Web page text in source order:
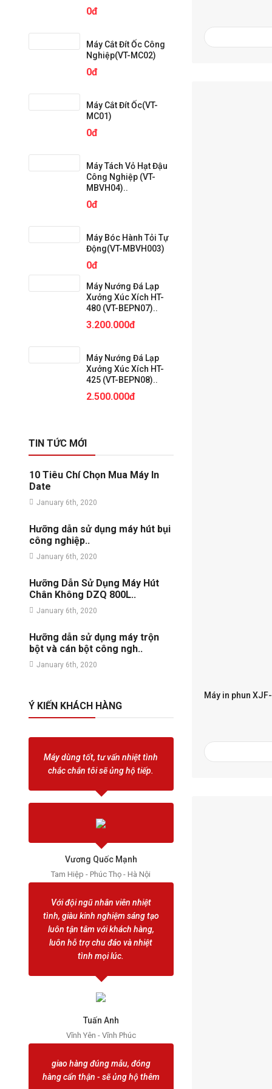
0đ
Máy Cắt Đít Ốc Công
Nghiệp(VT-MC02)
0đ
Máy Cắt Đít Ốc(VT-
MC01)
0đ
Máy Tách Vỏ Hạt Đậu
Công Nghiệp (VT-
MBVH04)..
0đ
Máy Bóc Hành Tỏi Tự
Động(VT-MBVH003)
0đ
Máy Nướng Đá Lạp
Xưởng Xúc Xích HT-
480 (VT-BEPN07)..
3.200.000đ
Máy Nướng Đá Lạp
Xưởng Xúc Xích HT-
425 (VT-BEPN08)..
2.500.000đ
TIN TỨC MỚI
10 Tiêu Chí Chọn Mua Máy In
Date
January 6th, 2020
Hưỡng dẫn sử dụng máy hút bụi
công nghiệp..
January 6th, 2020
Hưỡng Dẫn Sử Dụng Máy Hút
Chân Không DZQ 800L..
January 6th, 2020
Hưỡng dẫn sử dụng máy trộn
bột và cán bột công ngh..
January 6th, 2020
Ý KIẾN KHÁCH HÀNG
Máy dùng tốt, tư vấn nhiệt tình
chắc chắn tôi sẽ ủng hộ tiếp.
Vương Quốc Mạnh
Tam Hiệp - Phúc Thọ - Hà Nội
Với đội ngũ nhân viên nhiệt
tình, giàu kinh nghiệm sáng tạo
luôn tận tâm với khách hàng,
luôn hỗ trợ chu đáo và nhiệt
tình mọi lúc.
Tuấn Anh
Vĩnh Yên - Vĩnh Phúc
giao hàng đúng mẫu, đóng
hàng cẩn thận - sẽ ủng hộ thêm
Máy in phun